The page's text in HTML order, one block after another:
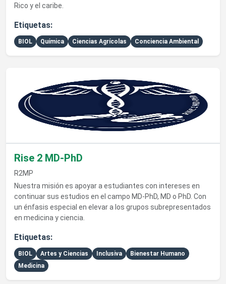
Rico y el caribe.
Etiquetas:
BIOL Química Ciencias Agrícolas Conciencia Ambiental
Rise 2 MD-PhD
R2MP
Nuestra misión es apoyar a estudiantes con intereses en
continuar sus estudios en el campo MD-PhD, MD o PhD. Con
un énfasis especial en elevar a los grupos subrepresentados
en medicina y ciencia.
Etiquetas:
BIOL Artes y Ciencias Inclusiva
Bienestar Humano
Medicina